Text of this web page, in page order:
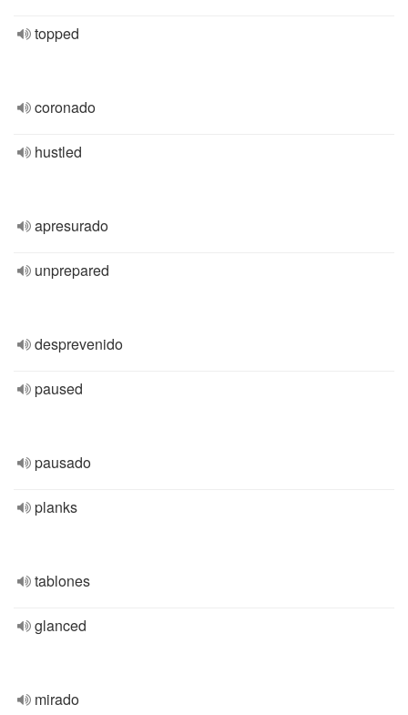
topped
coronado
hustled
apresurado
unprepared
desprevenido
paused
pausado
planks
tablones
glanced
mirado